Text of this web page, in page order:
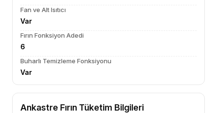
Fan ve Alt Isıtıcı
Var
Fırın Fonksiyon Adedi
6
Buharlı Temizleme Fonksiyonu
Var
Ankastre Fırın Tüketim Bilgileri